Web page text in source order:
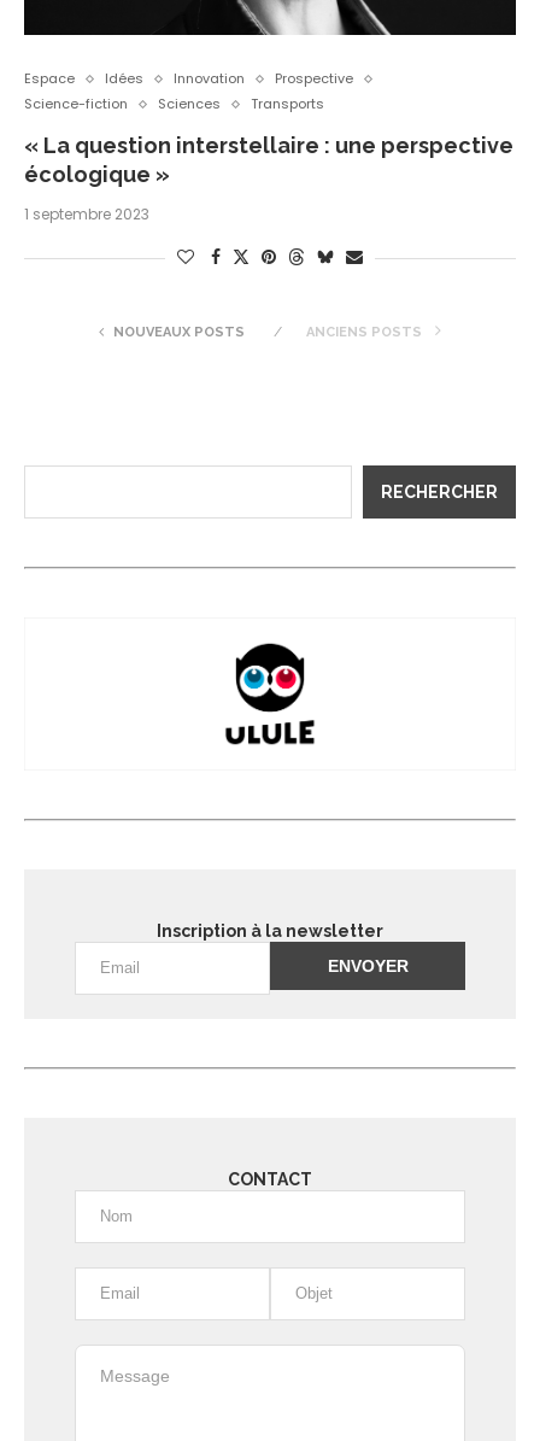
Espace Idées Innovation
Prospective
Science-fiction
Sciences Transports
« La question interstellaire : une perspective
écologique »
1 septembre 2023
NOUVEAUX POSTS ANCIENS POSTS
RECHERCHER
Inscription à la newsletter
CONTACT